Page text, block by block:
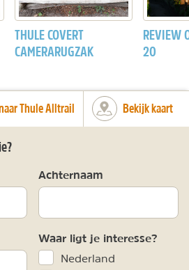
THULE COVERT
CAMERARUGZAK
REVIEW
20
Thule Alltrail Bekijk kaart
Achternaam
Waar ligt je interesse?
Nederland